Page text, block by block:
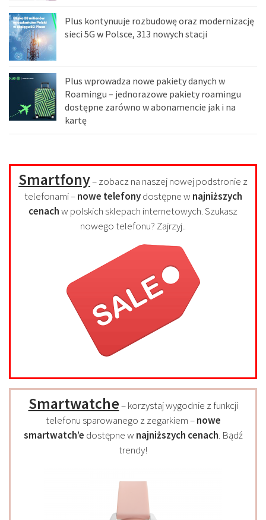
Plus kontynuuje rozbudowę oraz modernizację
sieci 5G w Polsce, 313 nowych stacji
Plus wprowadza nowe pakiety danych w
Roamingu – jednorazowe pakiety roamingu
dostępne zarówno w abonamencie jak i na
kartę
Smartfony– zobacz na naszej nowej podstronie z
telefonami –nowe telefonydostępne w najniższych
cenachw polskich sklepach internetowych. Szukasz
nowego telefonu? Zajrzyj..
Smartwatche– korzystaj wygodnie z funkcji
telefonu sparowanego z zegarkiem –nowe
smartwatch’e dostępne w najniższych cenach. Bądź
trendy!